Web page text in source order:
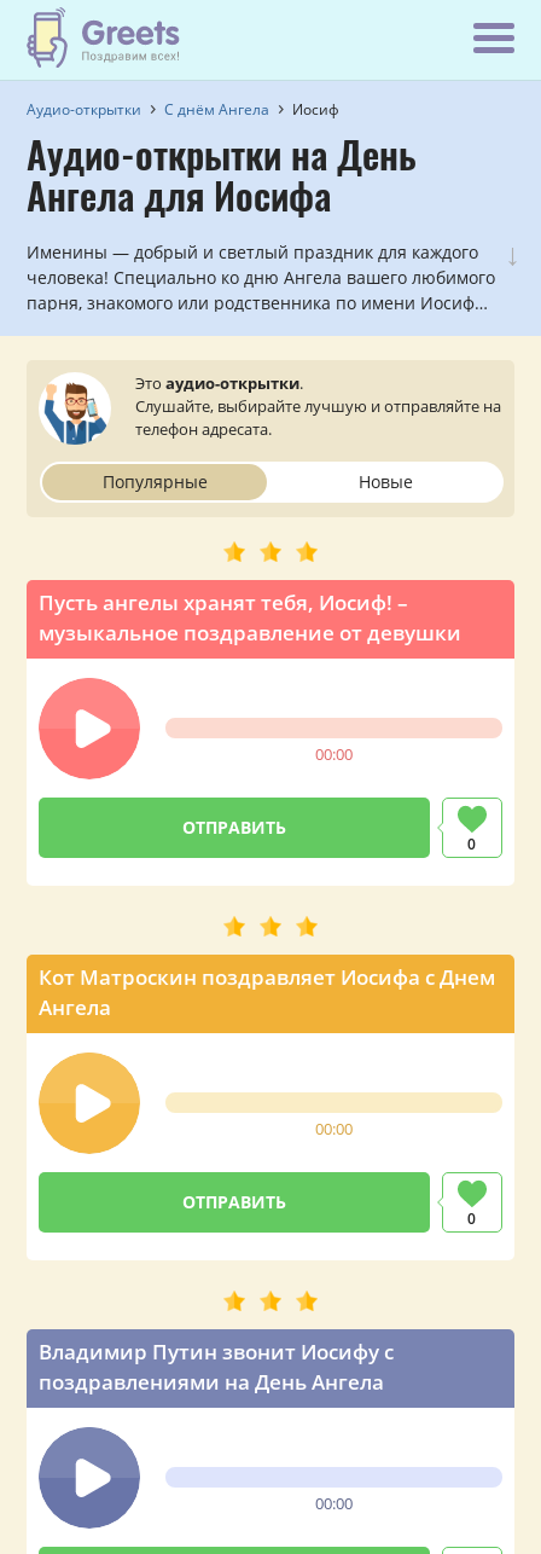
Аудио-открытки С днём Ангела Иосиф
Аудио-открытки на День
Ангела для Иосифа
↓
Именины — добрый и светлый праздник для каждого
человека! Специально ко дню Ангела вашего любимого
парня, знакомого или родственника по имени Иосиф
отправить с сайта на мобильный телефон.
Этоаудио-открытки.
Слушайте, выбирайте лучшую и отправляйте на
телефон адресата.
Популярные Новые
Пусть ангелы хранят тебя, Иосиф! –
музыкальное поздравление от девушки
00:00
0
Кот Матроскин поздравляет Иосифа с Днем
Ангела
00:00
0
Владимир Путин звонит Иосифу с
поздравлениями на День Ангела
00:00